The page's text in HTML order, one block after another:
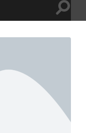
Toggle